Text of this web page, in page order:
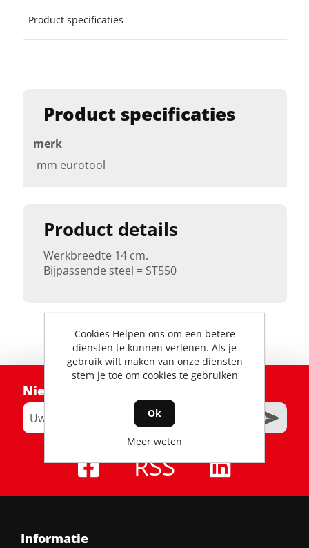
Product details
Werkbreedte 14 cm.
Bijpassende steel = ST550
Product specificaties
merk
mm eurotool
Product specificaties
Nieuwsbrief
RSS
Informatie
Cookies Helpen ons om een betere
diensten te kunnen verlenen. Als je
gebruik wilt maken van onze diensten
stem je toe om cookies te gebruiken
Ok
Meer weten